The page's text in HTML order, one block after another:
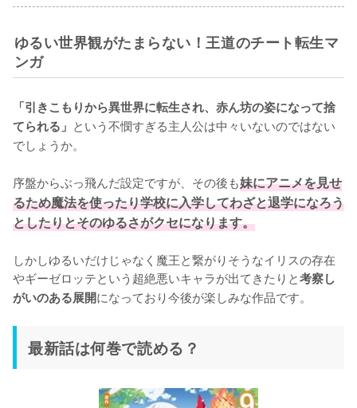
ゆるい世界観がたまらない！王道のチート転生マ
ンガ
「引きこもりから異世界に転生され、赤ん坊の姿になって捨
てられる」 という不憫すぎる主人公は中々いないのではない
でしょうか。
序盤からぶっ飛んだ設定ですが、その後も妹にアニメを見せ
るため魔法を使ったり学校に入学してわざと退学になろう
としたりとそのゆるさがクセになります。
しかしゆるいだけじゃなく魔王と繋がりそうなイリスの存在
やギーゼロッテという超絶悪いキャラが出てきたりと考察し
がいのある展開になっており今後が楽しみな作品です。
最新話は何巻で読める？